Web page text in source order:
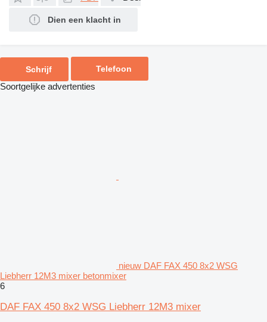
Dien een klacht in
Schrijf Telefoon
Soortgelijke advertenties
nieuw DAF FAX 450 8x2 WSG
Liebherr 12M3 mixer betonmixer
6
DAF FAX 450 8x2 WSG Liebherr 12M3 mixer